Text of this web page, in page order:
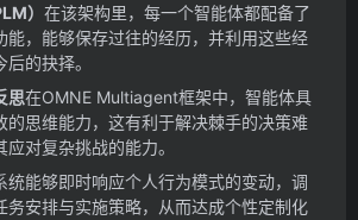
） 在该架构里，每一个智能体都配备了
能，能够保存过往的经历，并利用这些经
的抉择。
思在OMNE Multiagent框架中，智能体具
的思维能力，这有利于解决棘手的决策难
对复杂挑战的能力。
统能够即时响应个人行为模式的变动，调
务安排与实施策略，从而达成个性定制化